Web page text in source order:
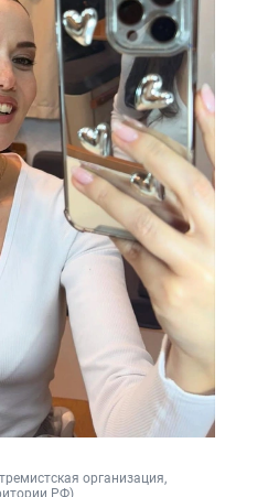
организация,
РФ)